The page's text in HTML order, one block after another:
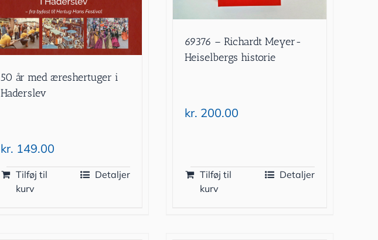
50 år med æreshertuger i
Haderslev
kr. 149.00
Tilføj til
kurv
Detaljer
69376 – Richardt Meyer-
Heiselbergs historie
kr. 200.00
Tilføj til
kurv
Detaljer